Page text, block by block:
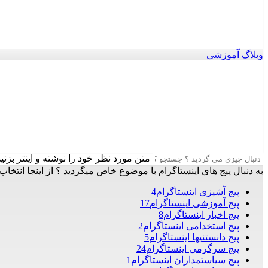
وبلاگ آموزشی
متن مورد نظر خود را نوشته و اینتر
به دنبال پیج های اینستاگرام با موضوع خاص میگردید ؟ از اینجا
پیج آشپزی اینستاگرام4
پیج آموزشی اینستاگرام17
پیج اخبار اینستاگرام8
پیج استخدامی اینستاگرام2
پیج دانستنیها اینستاگرام5
پیج سرگرمی اینستاگرام24
پیج سیاستمداران اینستاگرام 1